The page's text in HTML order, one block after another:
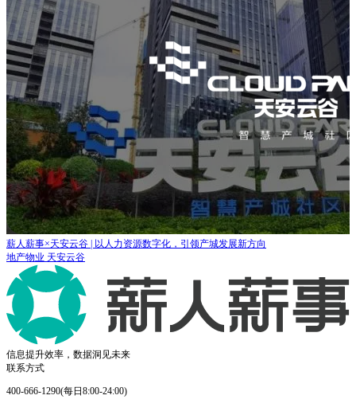
海得控制：横跨30个区域的集团公司，如何实现规范化统一管理！
制造业 海得控制
信息提升效率，数据洞见未来
联系方式
400-666-1290(每日8:00-24:00)